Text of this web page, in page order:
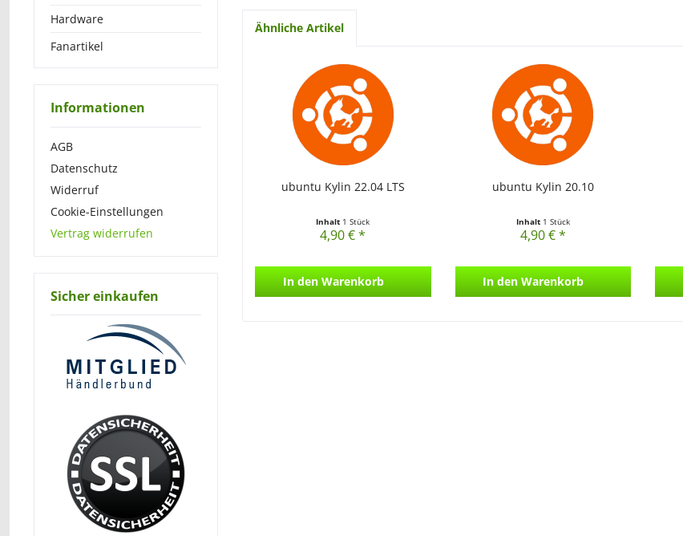
Hardware
Fanartikel
Informationen
AGB
Datenschutz
Widerruf
Cookie-Einstellungen
Vertrag widerrufen
Sicher einkaufen
Ähnliche Artikel
ubuntu Kylin 22.04 LTS
Inhalt 1 Stück
4,90 € *
In den Warenkorb
ubuntu Kylin 20.10
Inhalt 1 Stück
4,90 € *
In den Warenkorb